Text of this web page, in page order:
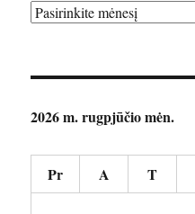
Archyvai
2026 m. rugpjūčio mėn.
Pr A T